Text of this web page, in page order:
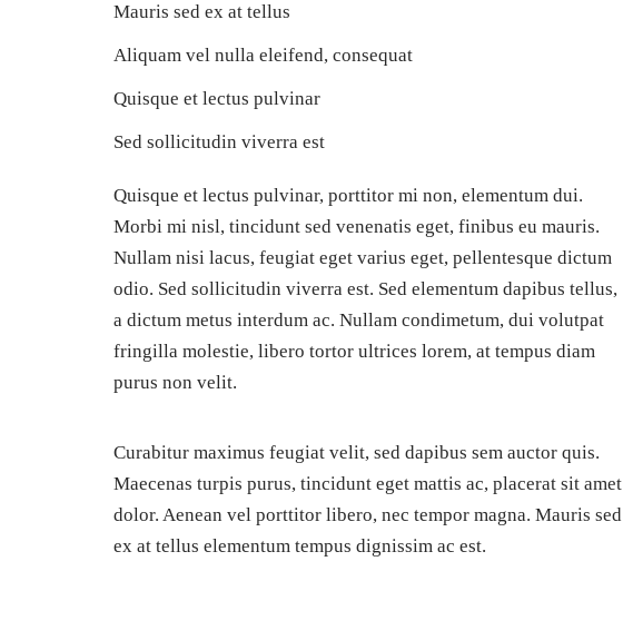
Mauris sed ex at tellus
Aliquam vel nulla eleifend, consequat
Quisque et lectus pulvinar
Sed sollicitudin viverra est
Quisque et lectus pulvinar, porttitor mi non, elementum dui.
Morbi mi nisl, tincidunt sed venenatis eget, finibus eu mauris.
Nullam nisi lacus, feugiat eget varius eget, pellentesque dictum
odio. Sed sollicitudin viverra est. Sed elementum dapibus tellus,
a dictum metus interdum ac. Nullam condimetum, dui volutpat
fringilla molestie, libero tortor ultrices lorem, at tempus diam
purus non velit.
Curabitur maximus feugiat velit, sed dapibus sem auctor quis.
Maecenas turpis purus, tincidunt eget mattis ac, placerat sit amet
dolor. Aenean vel porttitor libero, nec tempor magna. Mauris sed
ex at tellus elementum tempus dignissim ac est.